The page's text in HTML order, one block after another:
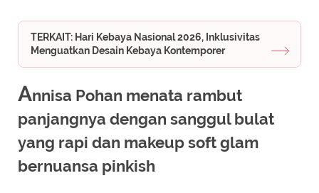
TERKAIT: Hari Kebaya Nasional 2026, Inklusivitas
Menguatkan Desain Kebaya Kontemporer
Annisa Pohan menata rambut
panjangnya dengan sanggul bulat
yang rapi dan makeup soft glam
bernuansa pinkish